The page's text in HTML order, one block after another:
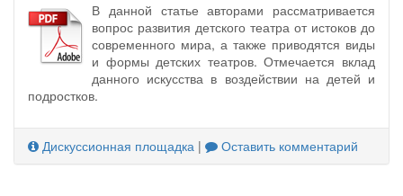
В данной статье авторами рассматривается
вопрос развития детского театра от истоков до
современного мира, а также приводятся виды
и формы детских театров. Отмечается вклад
данного искусства в воздействии на детей и
подростков.
Дискуссионная площадка | Оставить комментарий